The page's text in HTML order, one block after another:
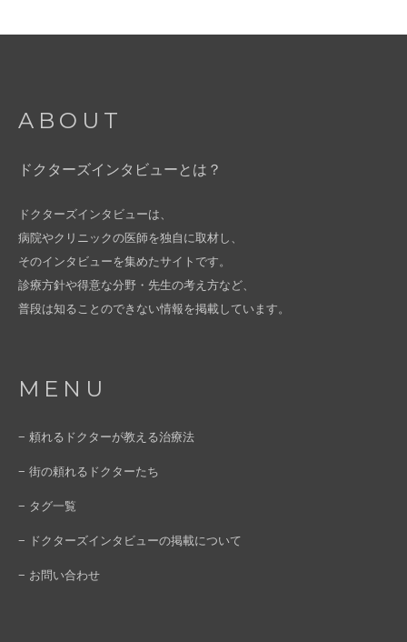
ABOUT
ドクターズインタビューとは？
ドクターズインタビューは、
病院やクリニックの医師を独自に取材し、
そのインタビューを集めたサイトです。
診療方針や得意な分野・先生の考え方など、
普段は知ることのできない情報を掲載しています。
MENU
− 頼れるドクターが教える治療法
− 街の頼れるドクターたち
− タグ一覧
− ドクターズインタビューの掲載について
− お問い合わせ